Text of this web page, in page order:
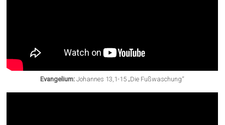
Evangelium:Johannes 13,1-15 „Die Fußwaschung“